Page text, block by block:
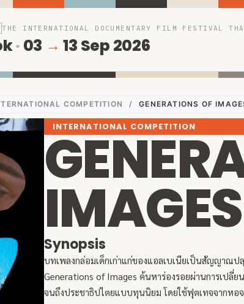
THE INTERNATIONAL DOCUMENTARY FILM FESTIVAL
· 03 → 13 Sep 2026
COMPETITION / GENERATIONS OF
INTERNATIONAL COMPETITION
IMAGES
Synopsis
บทเพลงกล่อมเด็กเก่าแก่ของแอลเบเนียเป็นสัญญาณป
Generations of Images ค้นหาร่องรอยผ่านการเปลี่
จนถึงประชาธิปไตยแบบทุนนิยม โดยใช้ฟุตเทจจากหอ